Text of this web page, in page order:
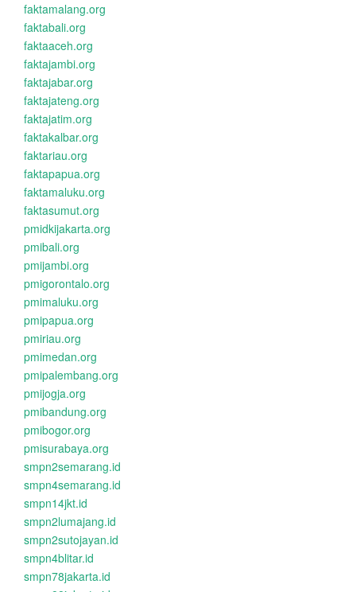
faktamalang.org
faktabali.org
faktaaceh.org
faktajambi.org
faktajabar.org
faktajateng.org
faktajatim.org
faktakalbar.org
faktariau.org
faktapapua.org
faktamaluku.org
faktasumut.org
pmidkijakarta.org
pmibali.org
pmijambi.org
pmigorontalo.org
pmimaluku.org
pmipapua.org
pmiriau.org
pmimedan.org
pmipalembang.org
pmijogja.org
pmibandung.org
pmibogor.org
pmisurabaya.org
smpn2semarang.id
smpn4semarang.id
smpn14jkt.id
smpn2lumajang.id
smpn2sutojayan.id
smpn4blitar.id
smpn78jakarta.id